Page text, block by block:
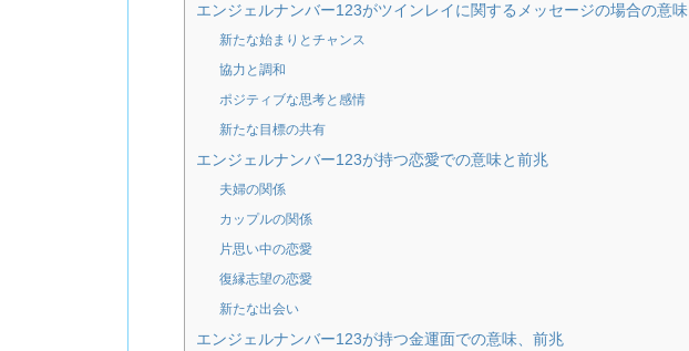
エンジェルナンバー123がツインレイに関するメッセージの場合の意味
新たな始まりとチャンス
協力と調和
ポジティブな思考と感情
新たな目標の共有
エンジェルナンバー123が持つ恋愛での意味と前兆
夫婦の関係
カップルの関係
片思い中の恋愛
復縁志望の恋愛
新たな出会い
エンジェルナンバー123が持つ金運面での意味、前兆